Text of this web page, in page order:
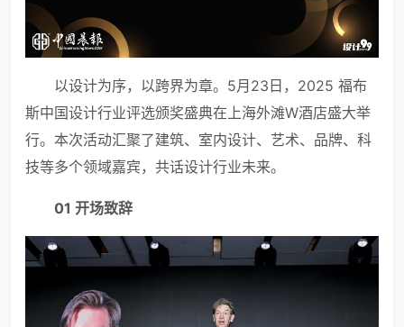
以设计为序，以跨界为章。5月23日，2025 福布
斯中国设计行业评选颁奖盛典在上海外滩W酒店盛大举
行。本次活动汇聚了建筑、室内设计、艺术、品牌、科
技等多个领域嘉宾，共话设计行业未来。
01 开场致辞